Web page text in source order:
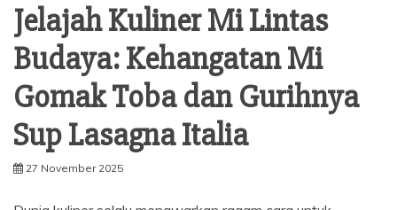
Jelajah Kuliner Mi Lintas
Budaya: Kehangatan Mi
Gomak Toba dan Gurihnya
Sup Lasagna Italia
27 November 2025